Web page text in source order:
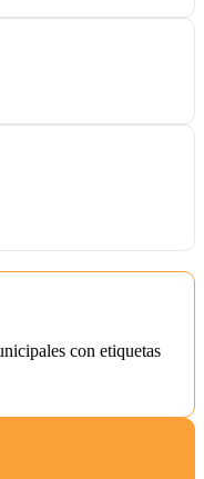
con etiquetas